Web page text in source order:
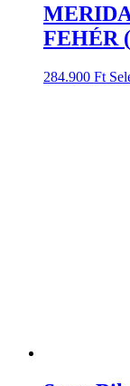
FEHÉR
284.900 Ft